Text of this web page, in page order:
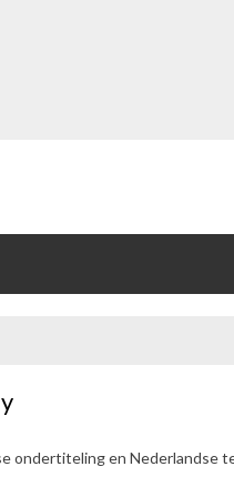
ondertiteling en Nederlandse